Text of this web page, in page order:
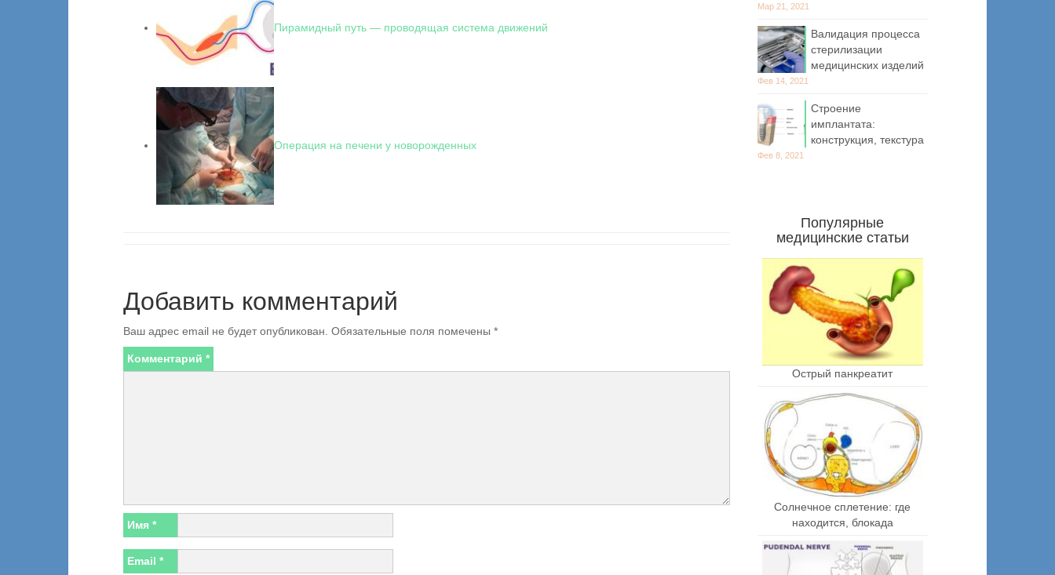
Пирамидный путь — проводящая система движений
Операция на печени у новорожденных
Добавить комментарий
Ваш адрес email не будет опубликован. Обязательные поля помечены *
Комментарий *
Имя *
Email *
Мар 21, 2021
Валидация процесса
стерилизации
медицинских изделий
Фев 14, 2021
Строение
имплантата:
конструкция, текстура
Фев 8, 2021
Популярные
медицинские статьи
Острый панкреатит
Солнечное сплетение: где
находится, блокада